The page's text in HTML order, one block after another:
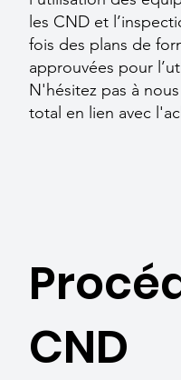
les CND et
fois des plans de
approuvées pour
N'hésitez pas à
total en lien avec
CND